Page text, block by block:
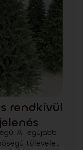
rendkívül
A legújabb
tűlevelet